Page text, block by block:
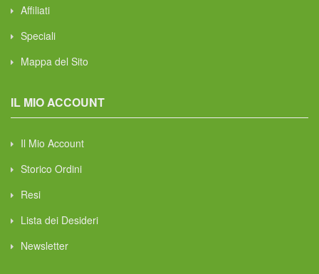
Affiliati
Speciali
Mappa del Sito
IL MIO ACCOUNT
Il Mio Account
Storico Ordini
Resi
Lista dei Desideri
Newsletter